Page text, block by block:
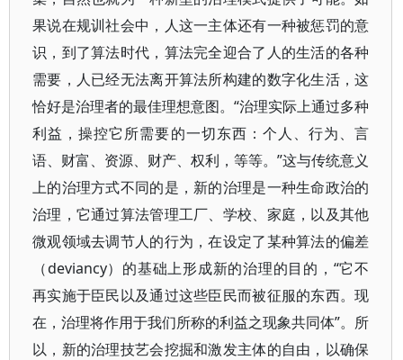
果说在规训社会中，人这一主体还有一种被惩罚的意
识，到了算法时代，算法完全迎合了人的生活的各种
需要，人已经无法离开算法所构建的数字化生活，这
恰好是治理者的最佳理想意图。“治理实际上通过多种
利益，操控它所需要的一切东西：个人、行为、言
语、财富、资源、财产、权利，等等。”这与传统意义
上的治理方式不同的是，新的治理是一种生命政治的
治理，它通过算法管理工厂、学校、家庭，以及其他
微观领域去调节人的行为，在设定了某种算法的偏差
（deviancy）的基础上形成新的治理的目的，“它不
再实施于臣民以及通过这些臣民而被征服的东西。现
在，治理将作用于我们所称的利益之现象共同体”。所
以，新的治理技艺会挖掘和激发主体的自由，以确保